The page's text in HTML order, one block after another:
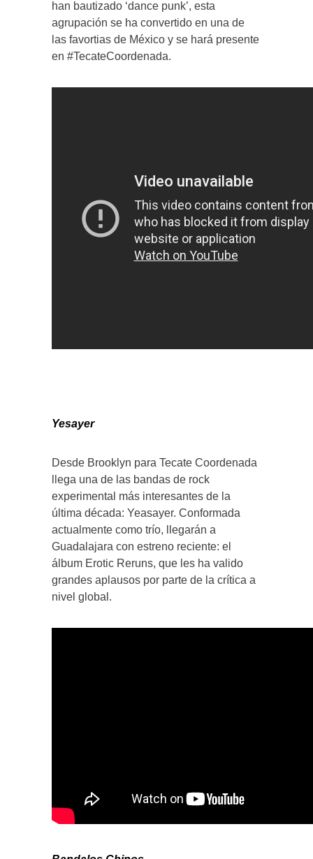
agrupación se ha convertido en una de
las favortias de México y se hará presente
en #TecateCoordenada.
Yesayer
Desde Brooklyn para Tecate Coordenada
llega una de las bandas de rock
experimental más interesantes de la
última década: Yeasayer. Conformada
actualmente como trío, llegarán a
Guadalajara con estreno reciente: el
álbum Erotic Reruns, que les ha valido
grandes aplausos por parte de la crítica a
nivel global.
Bandalos Chinos